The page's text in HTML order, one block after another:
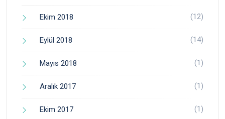
Ekim 2018 (12)
Eylül 2018 (14)
Mayıs 2018 (1)
Aralık 2017 (1)
Ekim 2017 (1)